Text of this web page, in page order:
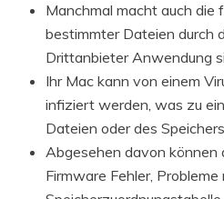
Manchmal macht auch die
bestimmter Dateien durch
Drittanbieter Anwendung
Ihr Mac kann von einem
infiziert werden, was zu
Dateien oder des
Abgesehen davon können
Firmware Fehler, Probleme